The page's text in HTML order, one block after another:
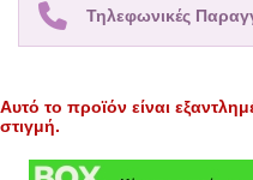
Τηλεφωνικές
Αυτό το προϊόν είναι
στιγμή.